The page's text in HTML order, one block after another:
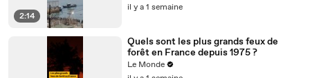
2:14
il y a 1 semaine
Quels sont les plus grands feux de
forêt en France depuis 1975 ?
Le Monde